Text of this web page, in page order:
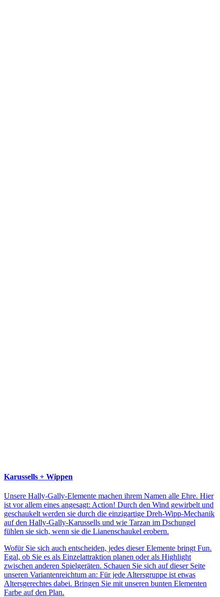
Karussells + Wippen
Unsere Hally-Gally-Elemente machen ihrem Namen alle Ehre. Hier
ist vor allem eines angesagt: Action! Durch den Wind gewirbelt und
geschaukelt werden sie durch die einzigartige Dreh-Wipp-Mechanik
auf den Hally-Gally-Karussells und wie Tarzan im Dschungel
fühlen sie sich, wenn sie die Lianenschaukel erobern.
Wofür Sie sich auch entscheiden, jedes dieser Elemente bringt Fun.
Egal, ob Sie es als Einzelattraktion planen oder als Highlight
zwischen anderen Spielgeräten. Schauen Sie sich auf dieser Seite
unseren Variantenreichtum an: Für jede Altersgruppe ist etwas
Altersgerechtes dabei. Bringen Sie mit unseren bunten Elementen
Farbe auf den Plan.